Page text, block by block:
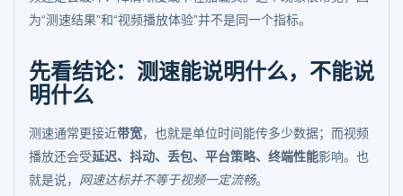
为“测速结果”和“视频播放体验”并不是同一个指标。
先看结论：测速能说明什么，不能说
明什么
测速通常更接近带宽，也就是单位时间能传多少数据；而视频
播放还会受延迟、抖动、丢包、平台策略、终端性能影响。也
就是说， 网速达标并不等于视频一定流畅。